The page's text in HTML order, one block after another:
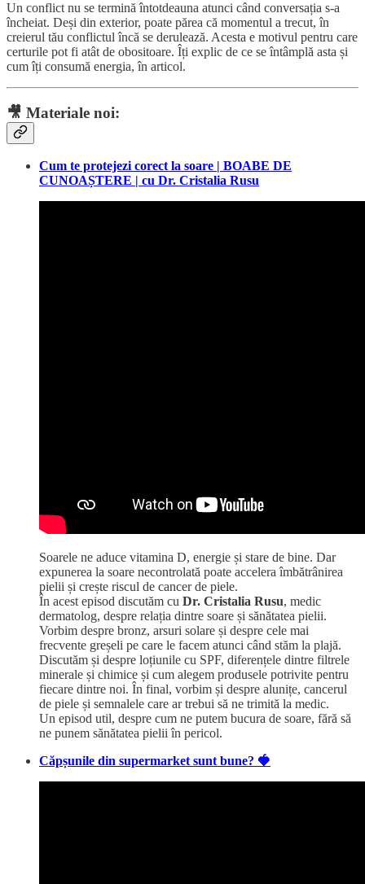
Un conflict nu se termină întotdeauna atunci când conversația s-a
încheiat. Deși din exterior, poate părea că momentul a trecut, în
creierul tău conflictul încă se derulează. Acesta e motivul pentru care
certurile pot fi atât de obositoare. Îți explic de ce se întâmplă asta și
cum îți consumă energia, în articol.
🎥 Materiale noi:
Cum te protejezi corect la soare | BOABE DE
CUNOAȘTERE | cu Dr. Cristalia Rusu
Soarele ne aduce vitamina D, energie și stare de bine. Dar
expunerea la soare necontrolată poate accelera îmbătrânirea
pielii și crește riscul de cancer de piele.
În acest episod discutăm cu Dr. Cristalia Rusu, medic
dermatolog, despre relația dintre soare și sănătatea pielii.
Vorbim despre bronz, arsuri solare și despre cele mai
frecvente greșeli pe care le facem atunci când stăm la plajă.
Discutăm și despre loțiunile cu SPF, diferențele dintre filtrele
minerale și chimice și cum alegem produsele potrivite pentru
fiecare dintre noi. În final, vorbim și despre alunițe, cancerul
de piele și semnalele care ar trebui să ne trimită la medic.
Un episod util, despre cum ne putem bucura de soare, fără să
ne punem sănătatea pielii în pericol.
Căpșunile din supermarket sunt bune? 🍓